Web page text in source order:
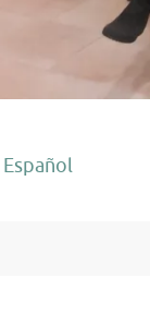
Español